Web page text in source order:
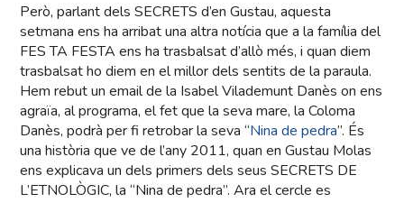
Però, parlant dels SECRETS d’en Gustau, aquesta
setmana ens ha arribat una altra notícia que a la família del
FES TA FESTA ens ha trasbalsat d’allò més, i quan diem
trasbalsat ho diem en el millor dels sentits de la paraula.
Hem rebut un email de la Isabel Vilademunt Danès on ens
agraïa, al programa, el fet que la seva mare, la Coloma
Danès, podrà per fi retrobar la seva “Nina de pedra”. És
una història que ve de l’any 2011, quan en Gustau Molas
ens explicava un dels primers dels seus SECRETS DE
L’ETNOLÒGIC, la “Nina de pedra”. Ara el cercle es